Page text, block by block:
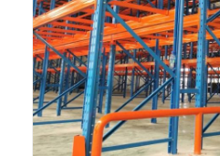
ขอใบเสนอราคา
ราคาสะพายพอลเล็ตของโกดัง
ชั้นเก็บคลังสินค้า